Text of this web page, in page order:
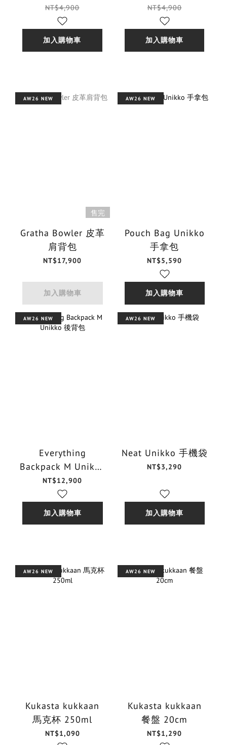
NT$4,900
加入購物車
NT$4,900
加入購物車
AW26 NEW
售完
Gratha Bowler 皮革
肩背包
NT$17,900
加入購物車
AW26 NEW
Pouch Bag Unikko
手拿包
NT$5,590
加入購物車
AW26 NEW
Everything
Backpack M Unikko
後背包
NT$12,900
加入購物車
AW26 NEW
Neat Unikko 手機袋
NT$3,290
加入購物車
AW26 NEW
Kukasta kukkaan
馬克杯 250ml
NT$1,090
AW26 NEW
Kukasta kukkaan
餐盤 20cm
NT$1,290